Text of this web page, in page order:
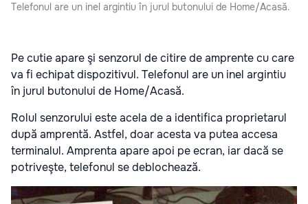
Telefonul are un inel argintiu în jurul butonului de Home/Acasă.
Pe cutie apare şi senzorul de citire de amprente cu care
va fi echipat dispozitivul. Telefonul are un inel argintiu
în jurul butonului de Home/Acasă.
Rolul senzorului este acela de a identifica proprietarul
după amprentă. Astfel, doar acesta va putea accesa
terminalul. Amprenta apare apoi pe ecran, iar dacă se
potriveşte, telefonul se deblochează.